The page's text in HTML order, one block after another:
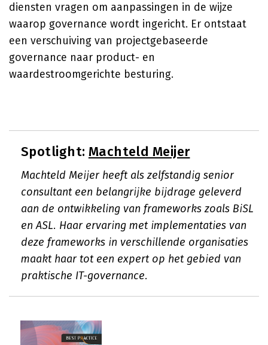
diensten vragen om aanpassingen in de wijze
waarop governance wordt ingericht. Er ontstaat
een verschuiving van projectgebaseerde
governance naar product- en
waardestroomgerichte besturing.
Spotlight: Machteld Meijer
Machteld Meijer heeft als zelfstandig senior
consultant een belangrijke bijdrage geleverd
aan de ontwikkeling van frameworks zoals BiSL
en ASL. Haar ervaring met implementaties van
deze frameworks in verschillende organisaties
maakt haar tot een expert op het gebied van
praktische IT-governance.